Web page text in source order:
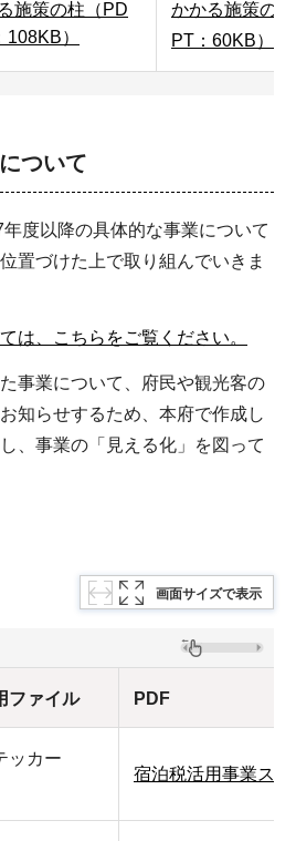
施策の柱（PD
108KB）
かかる施策の
PT：60KB）
ついて
度以降の具体的な事業について
置づけた上で取り組んでいきま
は、こちらをご覧ください。
事業について、府民や観光客の
知らせするため、本府で作成し
、事業の「見える化」を図って
画面サイズで表示
ファイル PDF
ッカー
宿泊税活用事業ス